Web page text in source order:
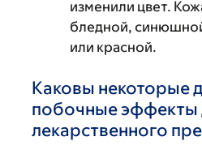
изменили цвет.
бледной,
или красной.
Каковы некоторые
побочные эффекты
лекарственного